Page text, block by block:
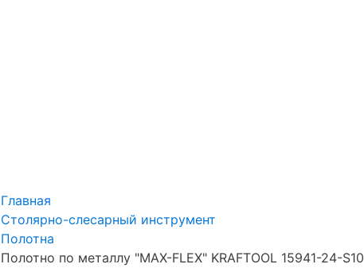
Главная
Столярно-слесарный инструмент
Полотна
Полотно по металлу "MAX-FLEX" KRAFTOOL 15941-24-S10